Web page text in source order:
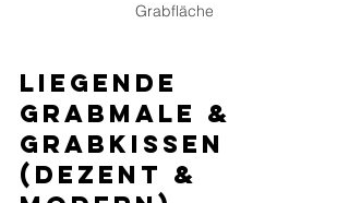
Grabfläche
Liegende
Grabmale &
Grabkissen
(Dezent &